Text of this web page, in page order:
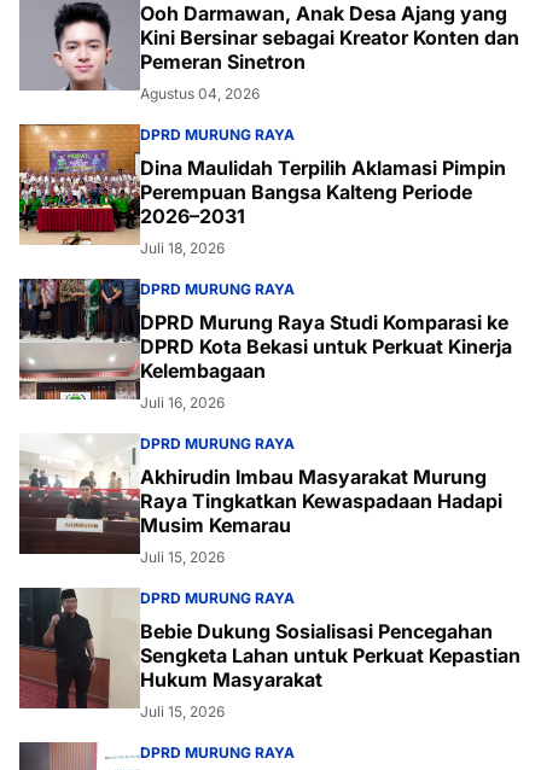
Ooh Darmawan, Anak Desa Ajang yang
Kini Bersinar sebagai Kreator Konten dan
Pemeran Sinetron
Agustus 04, 2026
DPRD MURUNG RAYA
Dina Maulidah Terpilih Aklamasi Pimpin
Perempuan Bangsa Kalteng Periode
2026–2031
Juli 18, 2026
DPRD MURUNG RAYA
DPRD Murung Raya Studi Komparasi ke
DPRD Kota Bekasi untuk Perkuat Kinerja
Kelembagaan
Juli 16, 2026
DPRD MURUNG RAYA
Akhirudin Imbau Masyarakat Murung
Raya Tingkatkan Kewaspadaan Hadapi
Musim Kemarau
Juli 15, 2026
DPRD MURUNG RAYA
Bebie Dukung Sosialisasi Pencegahan
Sengketa Lahan untuk Perkuat Kepastian
Hukum Masyarakat
Juli 15, 2026
DPRD MURUNG RAYA